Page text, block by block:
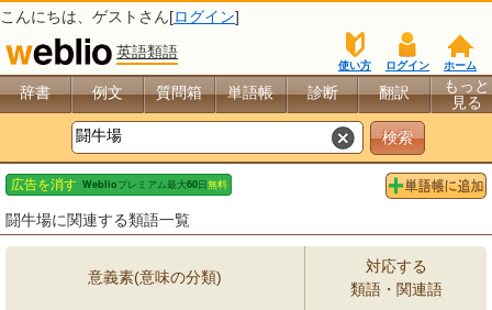
こんにちは、 ゲスト さん[ログイン]
英語類語
ホーム
ログイン
使い方
辞書 例文 質問箱 単語帳 診断 翻訳
もっと
見る
闘牛場に関連する類語一覧
意義素(意味の分類)
対応する
類語・関連語